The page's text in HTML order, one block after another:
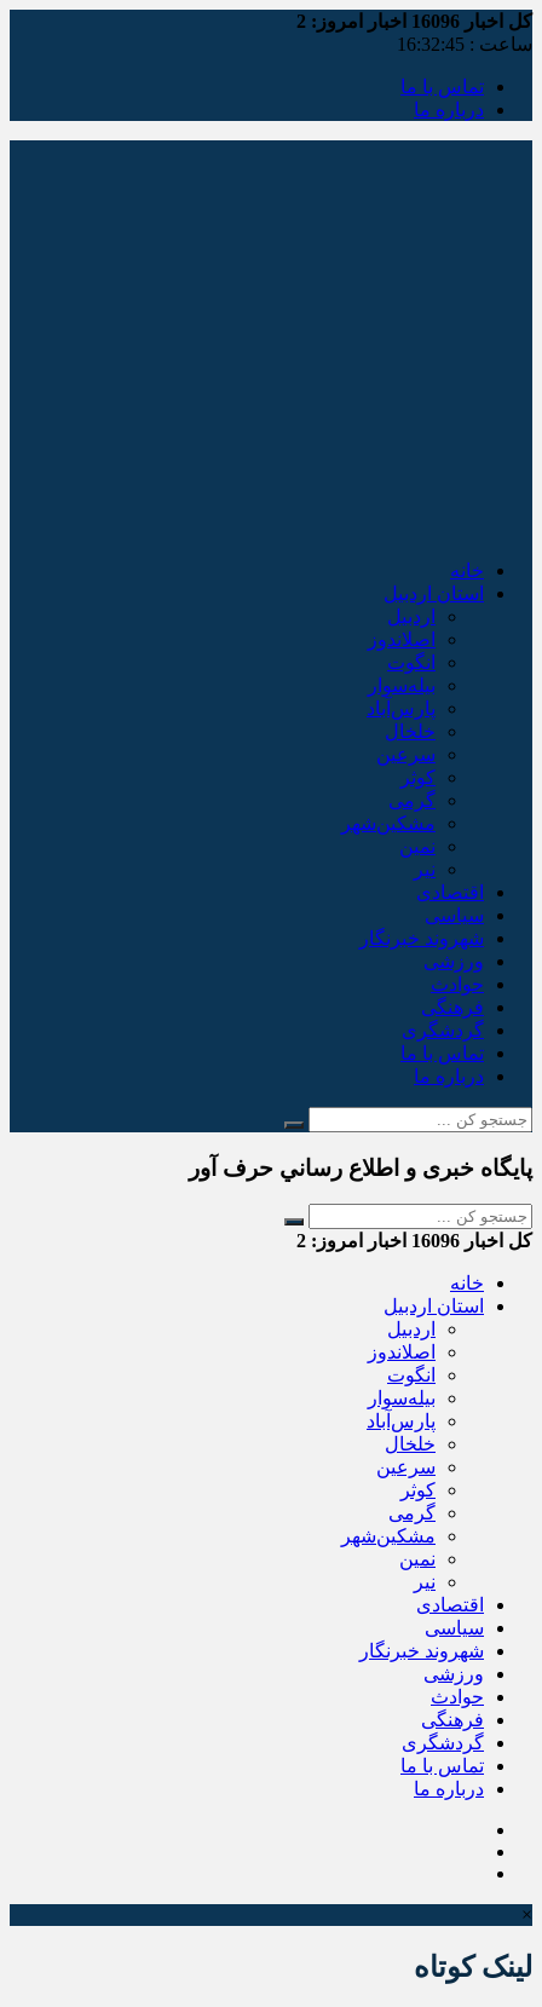
کل اخبار اخبار امروز: 2
ساعت : 16:32:46
تماس با ما
درباره ما
خانه
استان اردبیل
اردبیل
اصلاندوز
انگوت
بیله‌سوار
پارس‌آباد
خلخال
سرعین
کوثر
گرمی
مشکین‌شهر
نمین
نیر
اقتصادی
سیاسی
شهروند خبرنگار
ورزشی
حوادث
فرهنگی
گردشگری
تماس با ما
درباره ما
پایگاه خبری و اطلاع رساني حرف آور
کل اخبار اخبار امروز: 2
خانه
استان اردبیل
اردبیل
اصلاندوز
انگوت
بیله‌سوار
پارس‌آباد
خلخال
سرعین
کوثر
گرمی
مشکین‌شهر
نمین
نیر
اقتصادی
سیاسی
شهروند خبرنگار
ورزشی
حوادث
فرهنگی
گردشگری
تماس با ما
درباره ما
×
لینک کوتاه